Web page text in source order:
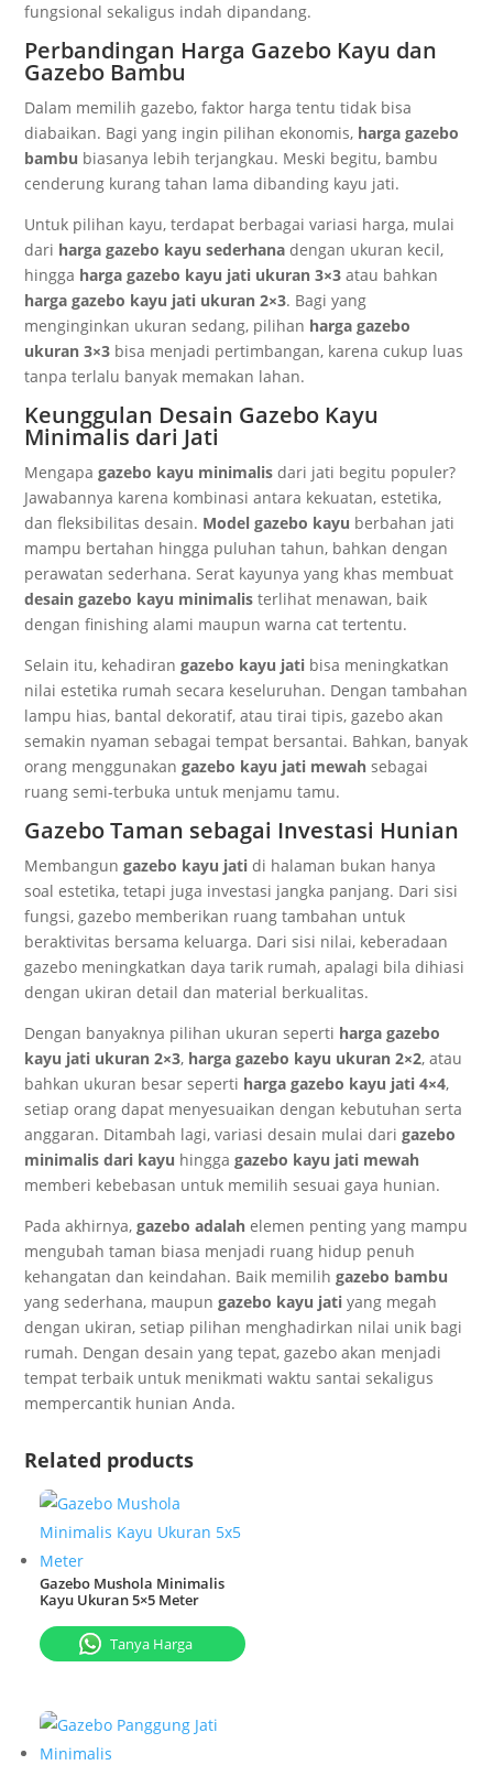
fungsional sekaligus indah dipandang.
Perbandingan Harga Gazebo Kayu dan
Gazebo Bambu
Dalam memilih gazebo, faktor harga tentu tidak bisa
diabaikan. Bagi yang ingin pilihan ekonomis, harga gazebo
bambu biasanya lebih terjangkau. Meski begitu, bambu
cenderung kurang tahan lama dibanding kayu jati.
Untuk pilihan kayu, terdapat berbagai variasi harga, mulai
dari harga gazebo kayu sederhana dengan ukuran kecil,
hingga harga gazebo kayu jati ukuran 3×3 atau bahkan
harga gazebo kayu jati ukuran 2×3. Bagi yang
menginginkan ukuran sedang, pilihan harga gazebo
ukuran 3×3 bisa menjadi pertimbangan, karena cukup luas
tanpa terlalu banyak memakan lahan.
Keunggulan Desain Gazebo Kayu
Minimalis dari Jati
Mengapagazebo kayu minimalis dari jati begitu populer?
Jawabannya karena kombinasi antara kekuatan, estetika,
dan fleksibilitas desain. Model gazebo kayu berbahan jati
mampu bertahan hingga puluhan tahun, bahkan dengan
perawatan sederhana. Serat kayunya yang khas membuat
desain gazebo kayu minimalis terlihat menawan, baik
dengan finishing alami maupun warna cat tertentu.
Selain itu, kehadirangazebo kayu jati bisa meningkatkan
nilai estetika rumah secara keseluruhan. Dengan tambahan
lampu hias, bantal dekoratif, atau tirai tipis, gazebo akan
semakin nyaman sebagai tempat bersantai. Bahkan, banyak
orang menggunakangazebo kayu jati mewah sebagai
ruang semi-terbuka untuk menjamu tamu.
Gazebo Taman sebagai Investasi Hunian
Membangungazebo kayu jati di halaman bukan hanya
soal estetika, tetapi juga investasi jangka panjang. Dari sisi
fungsi, gazebo memberikan ruang tambahan untuk
beraktivitas bersama keluarga. Dari sisi nilai, keberadaan
gazebo meningkatkan daya tarik rumah, apalagi bila dihiasi
dengan ukiran detail dan material berkualitas.
Dengan banyaknya pilihan ukuran seperti harga gazebo
kayu jati ukuran 2×3, harga gazebo kayu ukuran 2×2, atau
bahkan ukuran besar seperti harga gazebo kayu jati 4×4,
setiap orang dapat menyesuaikan dengan kebutuhan serta
anggaran. Ditambah lagi, variasi desain mulai darigazebo
minimalis dari kayu hinggagazebo kayu jati mewah
memberi kebebasan untuk memilih sesuai gaya hunian.
Pada akhirnya,gazebo adalah elemen penting yang mampu
mengubah taman biasa menjadi ruang hidup penuh
kehangatan dan keindahan. Baik memilihgazebo bambu
yang sederhana, maupungazebo kayu jati yang megah
dengan ukiran, setiap pilihan menghadirkan nilai unik bagi
rumah. Dengan desain yang tepat, gazebo akan menjadi
tempat terbaik untuk menikmati waktu santai sekaligus
mempercantik hunian Anda.
Related products
Gazebo Mushola Minimalis
Kayu Ukuran 5×5 Meter
Tanya Harga